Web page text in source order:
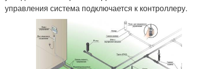
управления система подключается к контроллеру.